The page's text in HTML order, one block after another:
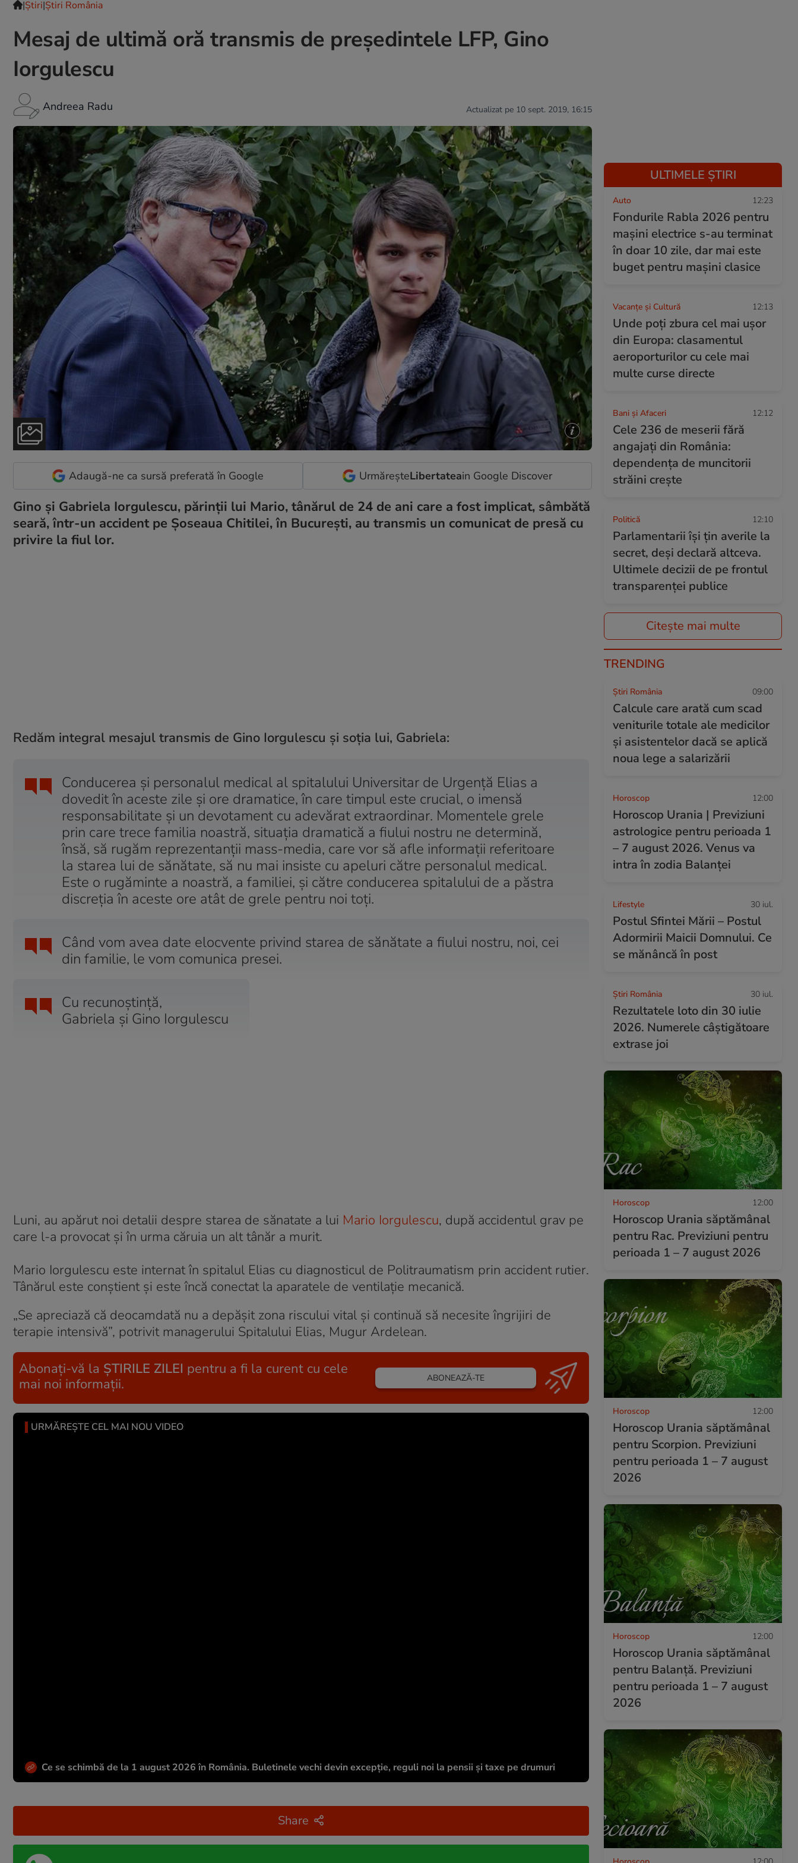
|Ştiri|Știri România
Mesaj de ultimă oră transmis de președintele LFP, Gino
Iorgulescu
Andreea Radu Actualizat pe 10 sept. 2019, 16:15
Adaugă-ne ca sursă preferată în Google UrmăreșteLibertateain Google Discover
Gino și Gabriela Iorgulescu, părinții lui Mario, tânărul de 24 de ani care a fost implicat, sâmbătă
seară, într-un accident pe Şoseaua Chitilei, în București, au transmis un comunicat de presă cu
privire la fiul lor.
Redăm integral mesajul transmis de Gino Iorgulescu și soția lui, Gabriela:
Conducerea şi personalul medical al spitalului Universitar de Urgenţă Elias a
dovedit în aceste zile şi ore dramatice, în care timpul este crucial, o imensă
responsabilitate şi un devotament cu adevărat extraordinar. Momentele grele
prin care trece familia noastră, situaţia dramatică a fiului nostru ne determină,
însă, să rugăm reprezentanţii mass-media, care vor să afle informaţii referitoare
la starea lui de sănătate, să nu mai insiste cu apeluri către personalul medical.
Este o rugăminte a noastră, a familiei, şi către conducerea spitalului de a păstra
discreţia în aceste ore atât de grele pentru noi toţi.
Când vom avea date elocvente privind starea de sănătate a fiului nostru, noi, cei
din familie, le vom comunica presei.
Cu recunoştinţă,
Gabriela şi Gino Iorgulescu
Luni, au apărut noi detalii despre starea de sănatate a lui Mario Iorgulescu, după accidentul grav pe
care l-a provocat și în urma căruia un alt tânăr a murit.
Mario Iorgulescu este internat în spitalul Elias cu diagnosticul de Politraumatism prin accident rutier.
Tânărul este conștient și este încă conectat la aparatele de ventilaţie mecanică.
„Se apreciază că deocamdată nu a depăşit zona riscului vital şi continuă să necesite îngrijiri de
terapie intensivă”, potrivit managerului Spitalului Elias, Mugur Ardelean.
Abonați-vă la ȘTIRILE ZILEI pentru a fi la curent cu cele
mai noi informații.
ABONEAZĂ-TE
URMĂREȘTE CEL MAI NOU VIDEO
Ce se schimbă de la 1 august 2026 în România. Buletinele vechi devin excepție, reguli noi la pensii și taxe pe drumuri
Share
ULTIMELE ȘTIRI
Auto 12:23
Fondurile Rabla 2026 pentru
mașini electrice s-au terminat
în doar 10 zile, dar mai este
buget pentru mașini clasice
Vacanțe și Cultură 12:13
Unde poți zbura cel mai ușor
din Europa: clasamentul
aeroporturilor cu cele mai
multe curse directe
Bani și Afaceri 12:12
Cele 236 de meserii fără
angajați din România:
dependența de muncitorii
străini crește
Politică 12:10
Parlamentarii își țin averile la
secret, deși declară altceva.
Ultimele decizii de pe frontul
transparenței publice
Citește mai multe
TRENDING
Știri România 09:00
Calcule care arată cum scad
veniturile totale ale medicilor
și asistentelor dacă se aplică
noua lege a salarizării
Horoscop 12:00
Horoscop Urania | Previziuni
astrologice pentru perioada 1
– 7 august 2026. Venus va
intra în zodia Balanței
Lifestyle 30 iul.
Postul Sfintei Mării – Postul
Adormirii Maicii Domnului. Ce
se mănâncă în post
Știri România 30 iul.
Rezultatele loto din 30 iulie
2026. Numerele câștigătoare
extrase joi
Horoscop 12:00
Horoscop Urania săptămânal
pentru Rac. Previziuni pentru
perioada 1 – 7 august 2026
Horoscop 12:00
Horoscop Urania săptămânal
pentru Scorpion. Previziuni
pentru perioada 1 – 7 august
2026
Horoscop 12:00
Horoscop Urania săptămânal
pentru Balanță. Previziuni
pentru perioada 1 – 7 august
2026